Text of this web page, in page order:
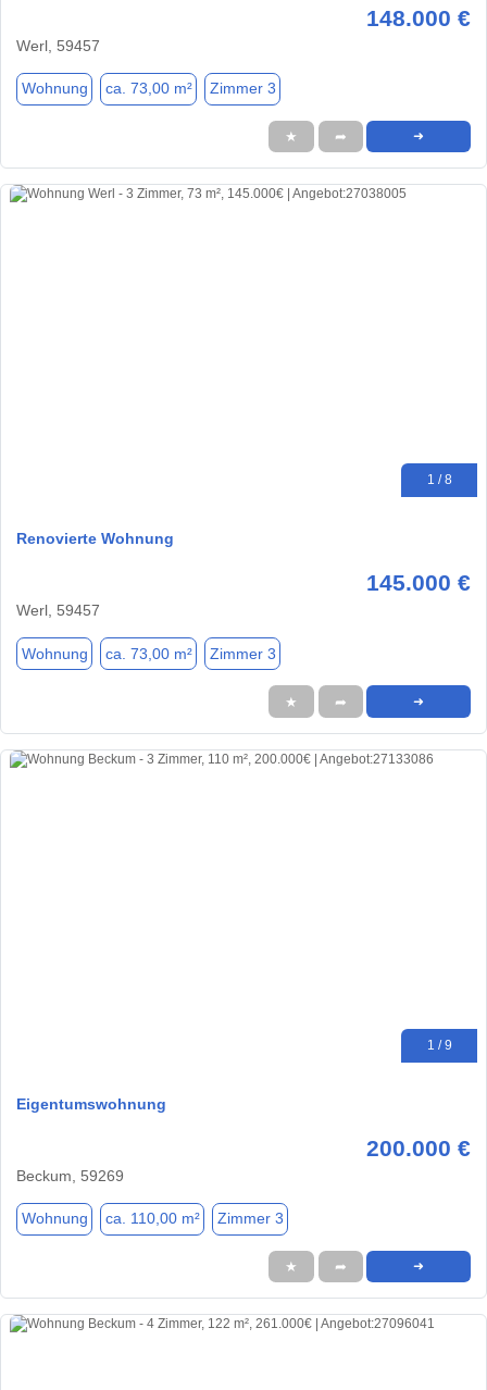
148.000 €
Werl, 59457
Wohnung ca. 73,00 m² Zimmer 3
★ ➦ ➜
1 / 8
Renovierte Wohnung
145.000 €
Werl, 59457
Wohnung ca. 73,00 m² Zimmer 3
★ ➦ ➜
1 / 9
Eigentumswohnung
200.000 €
Beckum, 59269
Wohnung ca. 110,00 m² Zimmer 3
★ ➦ ➜